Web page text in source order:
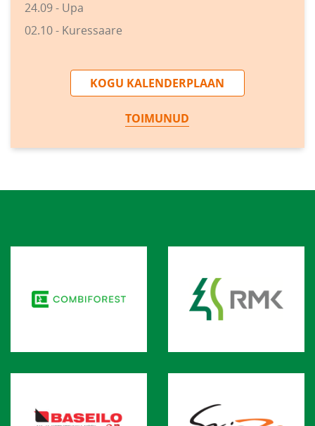
24.09 - Upa
02.10 - Kuressaare
KOGU KALENDERPLAAN
TOIMUNUD